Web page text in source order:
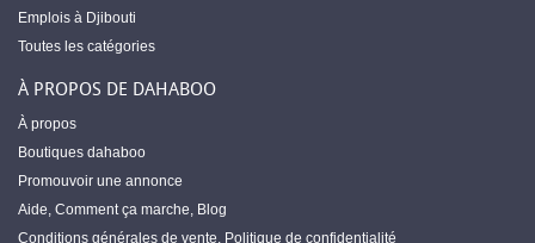
Emplois à Djibouti
Toutes les catégories
À PROPOS DE DAHABOO
À propos
Boutiques dahaboo
Promouvoir une annonce
Aide, Comment ça marche, Blog
Conditions générales de vente, Politique de confidentialité